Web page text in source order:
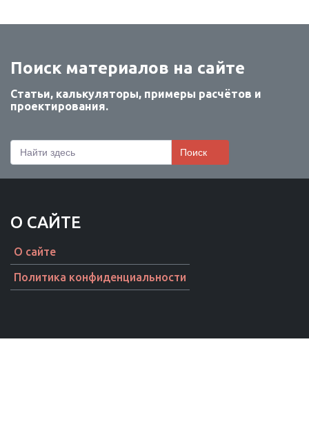
Поиск материалов на сайте
Статьи, калькуляторы, примеры расчётов и
проектирования.
Поиск
О САЙТЕ
О сайте
Политика конфиденциальности